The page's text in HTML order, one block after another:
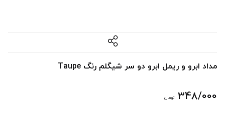
مداد ابرو و ریمل ابرو دو سر شیگلم رنگ Taupe
348/000 تومان